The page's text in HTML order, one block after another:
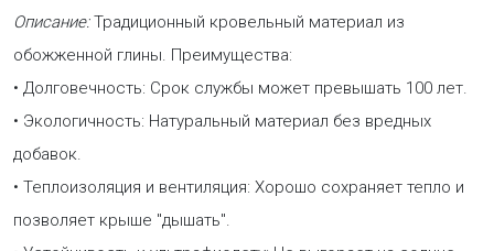
Описание:Традиционный кровельный материал из
обожженной глины. Преимущества:
• Долговечность: Срок службы может превышать 100 лет.
• Экологичность: Натуральный материал без вредных
добавок.
• Теплоизоляция и вентиляция: Хорошо сохраняет тепло и
позволяет крыше "дышать".